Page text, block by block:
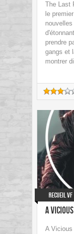
The Last
le
prendre
gangs et
montrer
Recueil VF
A
A